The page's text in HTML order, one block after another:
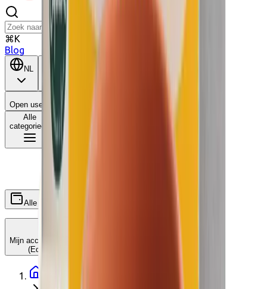
⌘K
Blog
NL
Open user menu
Alle
categorieën
Alle
Wat is dit?
Mijn accounts koppelen
(Edenred, ...)
Startpagina